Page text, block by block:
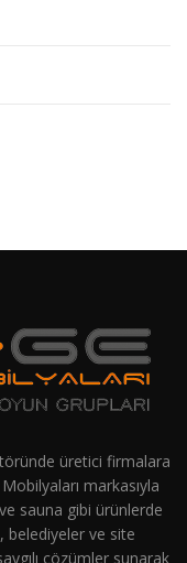
üretici firmalara
markasıyla
sauna gibi ürünlerde
belediyeler ve site
çözümler sunarak